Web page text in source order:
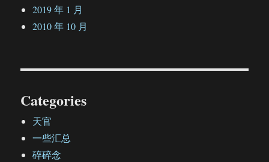
2019 年 1 月
2010 年 10 月
Categories
天官
一些汇总
碎碎念